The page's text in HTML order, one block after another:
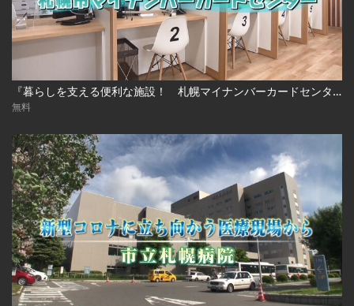
『暮らしを支える便利な施設！ 札幌マイナンバーカードセンター』
無料